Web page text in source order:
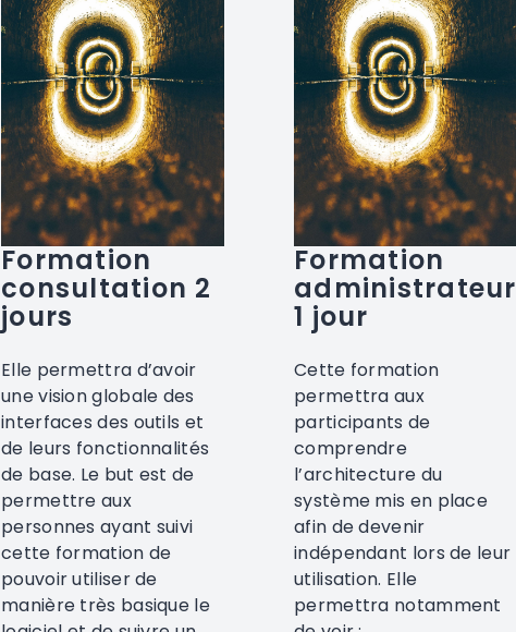
Formation
consultation 2
jours
Elle permettra d’avoir
une vision globale des
interfaces des outils et
de leurs fonctionnalités
de base. Le but est de
permettre aux
personnes ayant suivi
cette formation de
pouvoir utiliser de
manière très basique le
Formation
administrateur
1 jour
Cette formation
permettra aux
participants de
comprendre
l’architecture du
système mis en place
afin de devenir
indépendant lors de leur
utilisation. Elle
permettra notamment